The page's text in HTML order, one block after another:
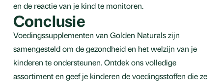
en de reactie van je kind te monitoren.
Conclusie
Voedingssupplementen van Golden Naturals zijn
samengesteld om de gezondheid en het welzijn van je
kinderen te ondersteunen. Ontdek ons volledige
assortiment en geef je kinderen de voedingsstoffen die ze